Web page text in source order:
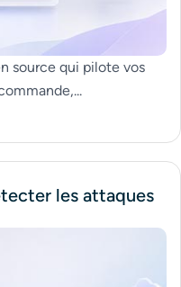
source qui pilote vos
les attaques